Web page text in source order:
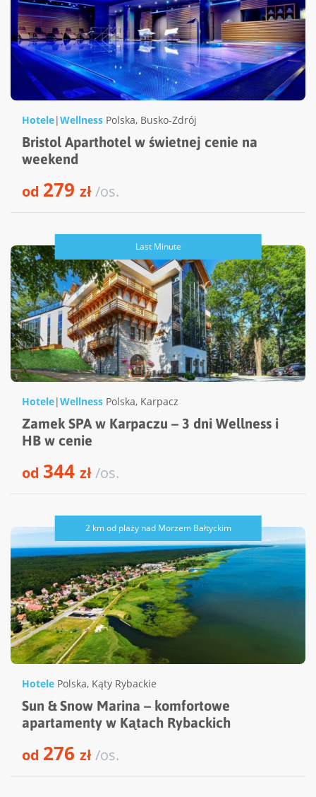
Hotele|Wellness Polska, Busko-Zdrój
Bristol Aparthotel w świetnej cenie na
weekend
od 279 zł/os.
Last Minute
Hotele|Wellness Polska, Karpacz
Zamek SPA w Karpaczu – 3 dni Wellness i
HB w cenie
od 344 zł/os.
2 km od plaży nad Morzem Bałtyckim
Hotele Polska, Kąty Rybackie
Sun & Snow Marina – komfortowe
apartamenty w Kątach Rybackich
od 276 zł/os.